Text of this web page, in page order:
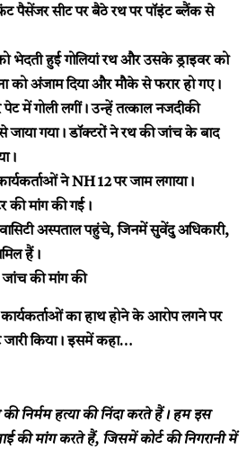
पैसेंजर सीट पर बैठे रथ पर पॉइंट ब्लैंक से
भेदती हुई गोलियां रथ और उसके ड्राइवर को
को अंजाम दिया और मौके से फरार हो गए।
में गोली लगीं। उन्हें तत्काल नजदीकी
जाया गया। डॉक्टरों ने रथ की जांच के बाद
ने NH 12 पर जाम लगाया।
की मांग की गई।
अस्पताल पहुंचे, जिनमें सुवेंदु अधिकारी,
हैं।
की मांग की
का हाथ होने के आरोप लगने पर
जारी किया। इसमें कहा…
निर्मम हत्या की निंदा करते हैं। हम इस
की मांग करते हैं, जिसमें कोर्ट की निगरानी में